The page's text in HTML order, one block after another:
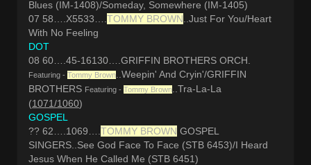
Blues (IM-1408)/Someday, Somewhere (IM-1405)
07 58….X5533…. TOMMY BROWN ..Just For You/Heart
With No Feeling
DOT
08 60….45-16130….GRIFFIN BROTHERS ORCH.
Featuring - Tommy Brown
..Weepin' And Cryin'/GRIFFIN
BROTHERS Featuring - Tommy Brown
..Tra-La-La
(1071/1060)
GOSPEL
?? 62….1069…. TOMMY BROWN GOSPEL
SINGERS..See God Face To Face (STB 6453)/I Heard
Jesus When He Called Me (STB 6451)